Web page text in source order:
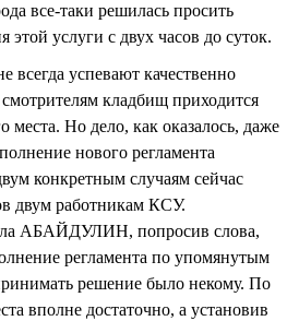
все-таки решилась просить
этой услуги с двух часов до суток.
всегда успевают качественно
смотрителям кладбищ приходится
места. Но дело, как оказалось, даже
нового регламента
конкретным случаям сейчас
двум работникам КСУ.
АБАЙДУЛИН, попросив слова,
регламента по упомянутым
решение было некому. По
вполне достаточно, а установив